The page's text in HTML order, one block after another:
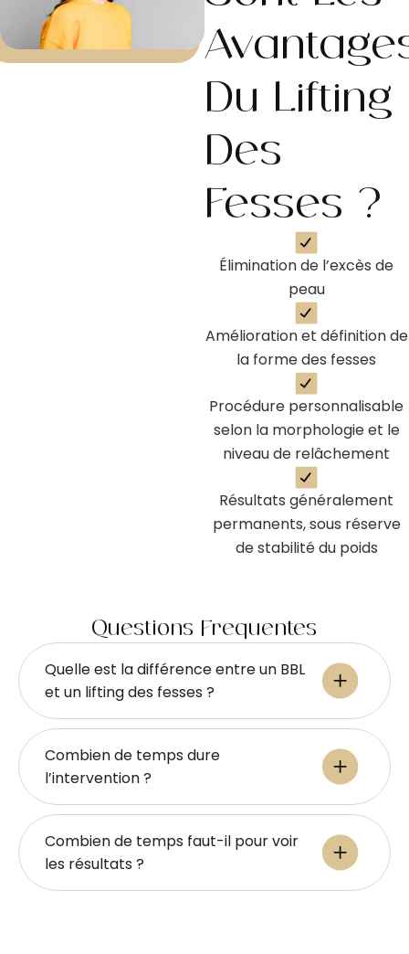
Du Lifting
Des
Fesses ?
Élimination de l’excès de
peau
Amélioration et définition de
la forme des fesses
Procédure personnalisable
selon la morphologie et le
niveau de relâchement
Résultats généralement
permanents, sous réserve
de stabilité du poids
Questions Fréquentes
Quelle est la différence entre un BBL
et un lifting des fesses ?
Combien de temps dure
l’intervention ?
Combien de temps faut-il pour voir
les résultats ?